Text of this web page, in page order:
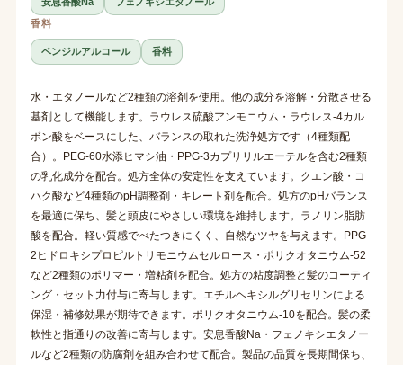
香料
ベンジルアルコール 香料
水・エタノールなど2種類の溶剤を使用。他の成分を溶解・分散させる
基剤として機能します。ラウレス硫酸アンモニウム・ラウレス-4カル
ボン酸をベースにした、バランスの取れた洗浄処方です（4種類配
合）。PEG-60水添ヒマシ油・PPG-3カプリリルエーテルを含む2種類
の乳化成分を配合。処方全体の安定性を支えています。クエン酸・コ
ハク酸など4種類のpH調整剤・キレート剤を配合。処方のpHバランス
を最適に保ち、髪と頭皮にやさしい環境を維持します。ラノリン脂肪
酸を配合。軽い質感でべたつきにくく、自然なツヤを与えます。PPG-
2ヒドロキシプロピルトリモニウムセルロース・ポリクオタニウム-52
など2種類のポリマー・増粘剤を配合。処方の粘度調整と髪のコーティ
ング・セット力付与に寄与します。エチルヘキシルグリセリンによる
保湿・補修効果が期待できます。ポリクオタニウム-10を配合。髪の柔
軟性と指通りの改善に寄与します。安息香酸Na・フェノキシエタノー
ルなど2種類の防腐剤を組み合わせて配合。製品の品質を長期間保ち、